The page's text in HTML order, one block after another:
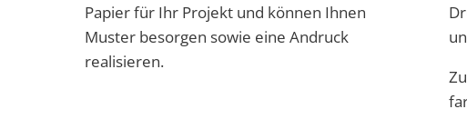
Papier für Ihr Projekt und können Ihnen
Muster besorgen sowie eine Andruck
realisieren.